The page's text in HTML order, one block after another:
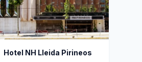
Hotel NH Lleida Pirineos